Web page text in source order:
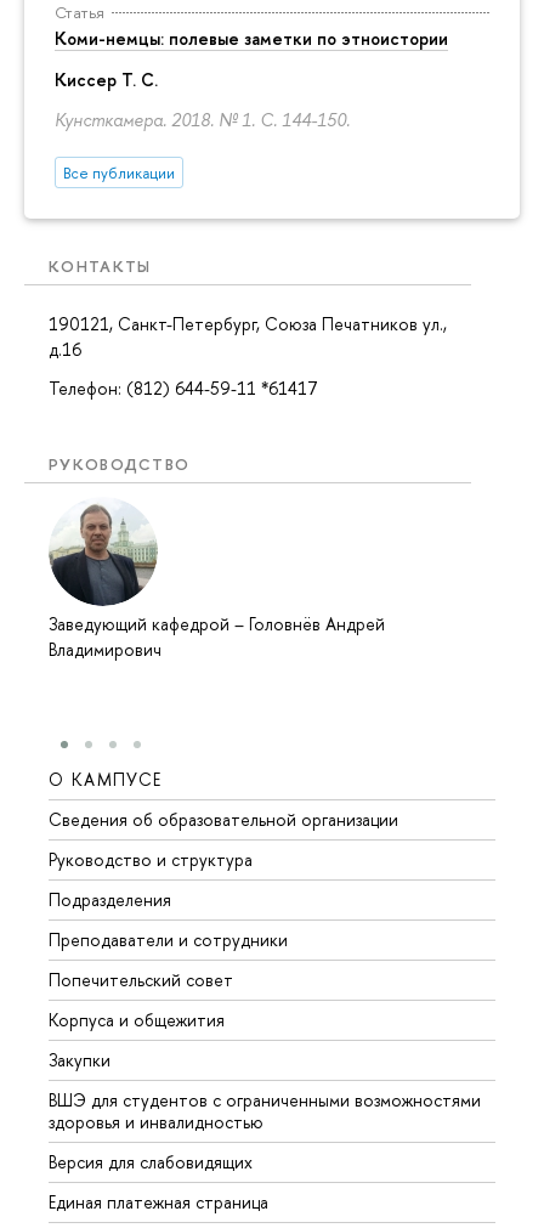
Статья
Коми-немцы: полевые заметки по этноистории
Киссер Т. С.
Кунсткамера. 2018. № 1. С. 144-150.
Все публикации
КОНТАКТЫ
190121, Санкт-Петербург, Союза Печатников ул.,
д.16
Телефон: (812) 644-59-11 *61417
РУКОВОДСТВО
Заведующий кафедрой – Головнёв Андрей
Владимирович
О КАМПУСЕ
Сведения об образовательной организации
Руководство и структура
Подразделения
Преподаватели и сотрудники
Попечительский совет
Корпуса и общежития
Закупки
ВШЭ для студентов с ограниченными возможностями
здоровья и инвалидностью
Версия для слабовидящих
Единая платежная страница